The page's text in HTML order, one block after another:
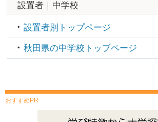
設置者｜中学校
設置者別トップページ
秋田県の中学校トップページ
おすすめPR